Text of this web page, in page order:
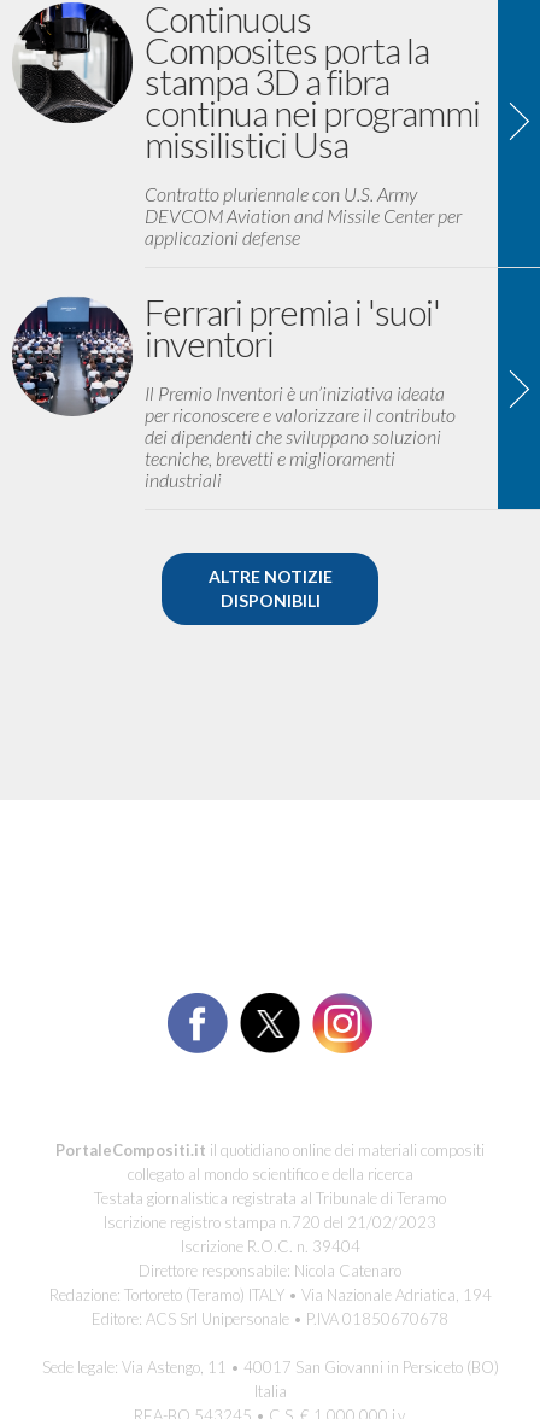
Continuous
Composites porta la
stampa 3D a fibra
continua nei programmi
missilistici Usa
Contratto pluriennale con U.S. Army
DEVCOM Aviation and Missile Center per
applicazioni defense
Ferrari premia i 'suoi'
inventori
Il Premio Inventori è un’iniziativa ideata
per riconoscere e valorizzare il contributo
dei dipendenti che sviluppano soluzioni
tecniche, brevetti e miglioramenti
industriali
ALTRE NOTIZIE
DISPONIBILI
PortaleCompositi.it il quotidiano online dei materiali compositi
collegato al mondo scientifico e della ricerca
Testata giornalistica registrata al Tribunale di Teramo
Iscrizione registro stampa n.720 del 21/02/2023
Iscrizione R.O.C. n. 39404
Direttore responsabile: Nicola Catenaro
Redazione: Tortoreto (Teramo) ITALY • Via Nazionale Adriatica, 194
Editore: ACS Srl Unipersonale • P.IVA 01850670678
Sede legale: Via Astengo, 11 • 40017 San Giovanni in Persiceto (BO)
Italia